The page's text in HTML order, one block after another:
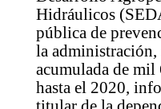
Hidráulicos
pública de
la
acumulada de mil
hasta el 2020,